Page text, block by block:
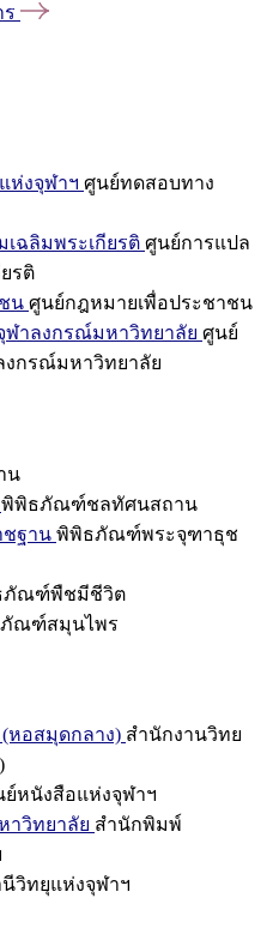
ห่งจุฬาฯ ศูนย์ทดสอบทาง
ฉลิมพระเกียรติ ศูนย์การแปล
รติ
น ศูนย์กฎหมายเพื่อประชาชน
ฬาลงกรณ์มหาวิทยาลัย ศูนย์
งกรณ์มหาวิทยาลัย
น
พิพิธภัณฑ์ชลทัศนสถาน
ฐาน พิพิธภัณฑ์พระจุฑาธุช
ภัณฑ์พืชมีชีวิต
ณฑ์สมุนไพร
หอสมุดกลาง) สำนักงานวิทย
ย์หนังสือแห่งจุฬาฯ
วิทยาลัย สำนักพิมพ์
วิทยุแห่งจุฬาฯ